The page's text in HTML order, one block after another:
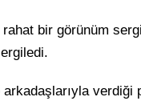
rahat bir görünüm
verdiği